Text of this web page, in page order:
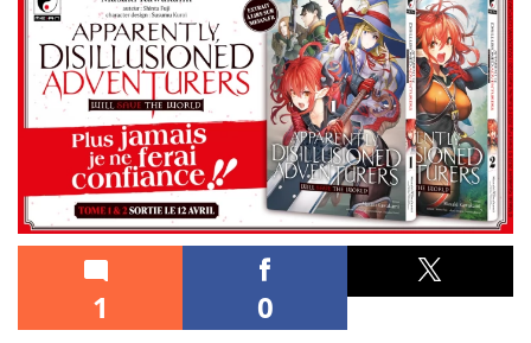
1 0